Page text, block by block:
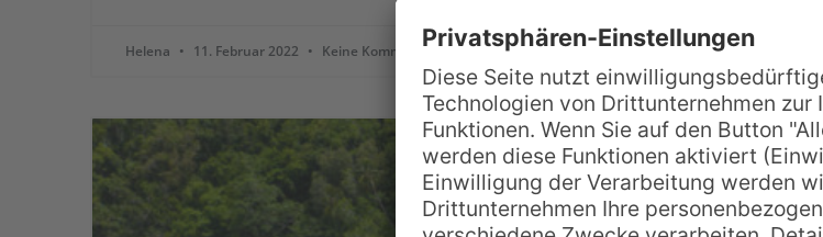
Helena 11. Februar 2022 Keine Kommentare